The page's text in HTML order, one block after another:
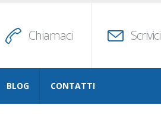
Chiamaci Scrivici
BLOG CONTATTI